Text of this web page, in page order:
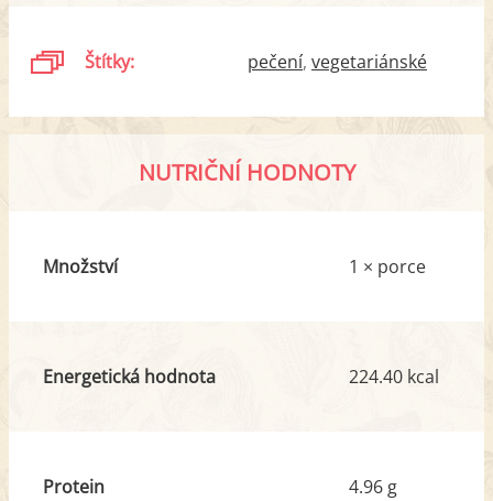
Štítky: pečení vegetariánské
NUTRIČNÍ HODNOTY
Množství 1 × porce
Energetická hodnota 224.40 kcal
Protein 4.96 g